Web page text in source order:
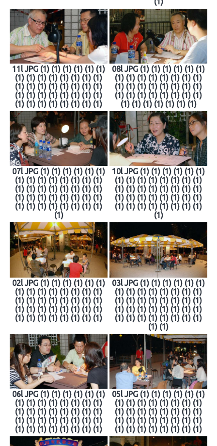
11l JPG (1) (1) (1) (1) (1) (1)
(1) (1) (1) (1) (1) (1) (1) (1)
(1) (1) (1) (1) (1) (1) (1) (1)
(1) (1) (1) (1) (1) (1) (1) (1)
(1) (1) (1) (1) (1) (1) (1) (1)
08l JPG (1) (1) (1) (1) (1) (1)
(1) (1) (1) (1) (1) (1) (1) (1)
(1) (1) (1) (1) (1) (1) (1) (1)
(1) (1) (1) (1) (1) (1) (1) (1)
(1) (1) (1) (1) (1) (1) (1)
07l JPG (1) (1) (1) (1) (1) (1)
(1) (1) (1) (1) (1) (1) (1) (1)
(1) (1) (1) (1) (1) (1) (1) (1)
(1) (1) (1) (1) (1) (1) (1) (1)
(1) (1) (1) (1) (1) (1) (1) (1)
(1)
10l JPG (1) (1) (1) (1) (1) (1)
(1) (1) (1) (1) (1) (1) (1) (1)
(1) (1) (1) (1) (1) (1) (1) (1)
(1) (1) (1) (1) (1) (1) (1) (1)
(1) (1) (1) (1) (1) (1) (1) (1)
(1)
02l JPG (1) (1) (1) (1) (1) (1)
(1) (1) (1) (1) (1) (1) (1) (1)
(1) (1) (1) (1) (1) (1) (1) (1)
(1) (1) (1) (1) (1) (1) (1) (1)
(1) (1) (1) (1) (1) (1) (1) (1)
03l JPG (1) (1) (1) (1) (1) (1)
(1) (1) (1) (1) (1) (1) (1) (1)
(1) (1) (1) (1) (1) (1) (1) (1)
(1) (1) (1) (1) (1) (1) (1) (1)
(1) (1) (1) (1) (1) (1) (1) (1)
(1) (1)
06l JPG (1) (1) (1) (1) (1) (1)
(1) (1) (1) (1) (1) (1) (1) (1)
(1) (1) (1) (1) (1) (1) (1) (1)
(1) (1) (1) (1) (1) (1) (1) (1)
(1) (1) (1) (1) (1) (1) (1) (1)
05l JPG (1) (1) (1) (1) (1) (1)
(1) (1) (1) (1) (1) (1) (1) (1)
(1) (1) (1) (1) (1) (1) (1) (1)
(1) (1) (1) (1) (1) (1) (1) (1)
(1) (1) (1) (1) (1) (1) (1) (1)